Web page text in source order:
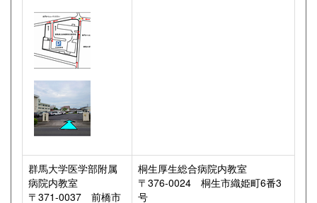
群馬大学医学部附属
病院内教室
〒371-0037 前橋市
桐生厚生総合病院内教室
〒376-0024 桐生市織姫町6番3
号